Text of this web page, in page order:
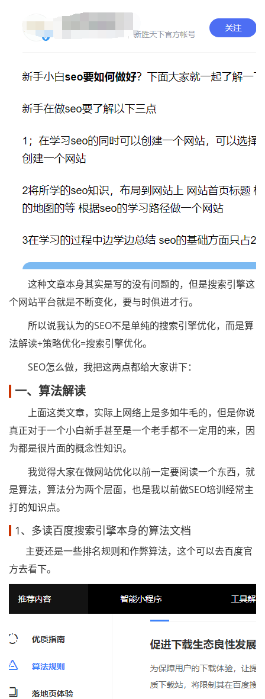
这种文章本身其实是写的没有问题的，但是搜索引擎这
个网站平台就是不断变化，要与时俱进才行。
所以说我认为的SEO不是单纯的搜索引擎优化，而是算
法解读+策略优化=搜索引擎优化。
SEO怎么做，我把这两点都给大家讲下：
一、算法解读
上面这类文章，实际上网络上是多如牛毛的，但是你说
真正对于一个小白新手甚至是一个老手都不一定用的来，因
为都是很片面的概念性知识。
我觉得大家在做网站优化以前一定要阅读一个东西，就
是算法，算法分为两个层面，也是我以前做SEO培训经常主
打的知识点。
1、多读百度搜索引擎本身的算法文档
主要还是一些排名规则和作弊算法，这个可以去百度官
方去看下。